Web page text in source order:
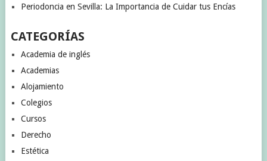
Periodoncia en Sevilla: La Importancia de Cuidar tus Encías
CATEGORÍAS
Academia de inglés
Academias
Alojamiento
Colegios
Cursos
Derecho
Estética